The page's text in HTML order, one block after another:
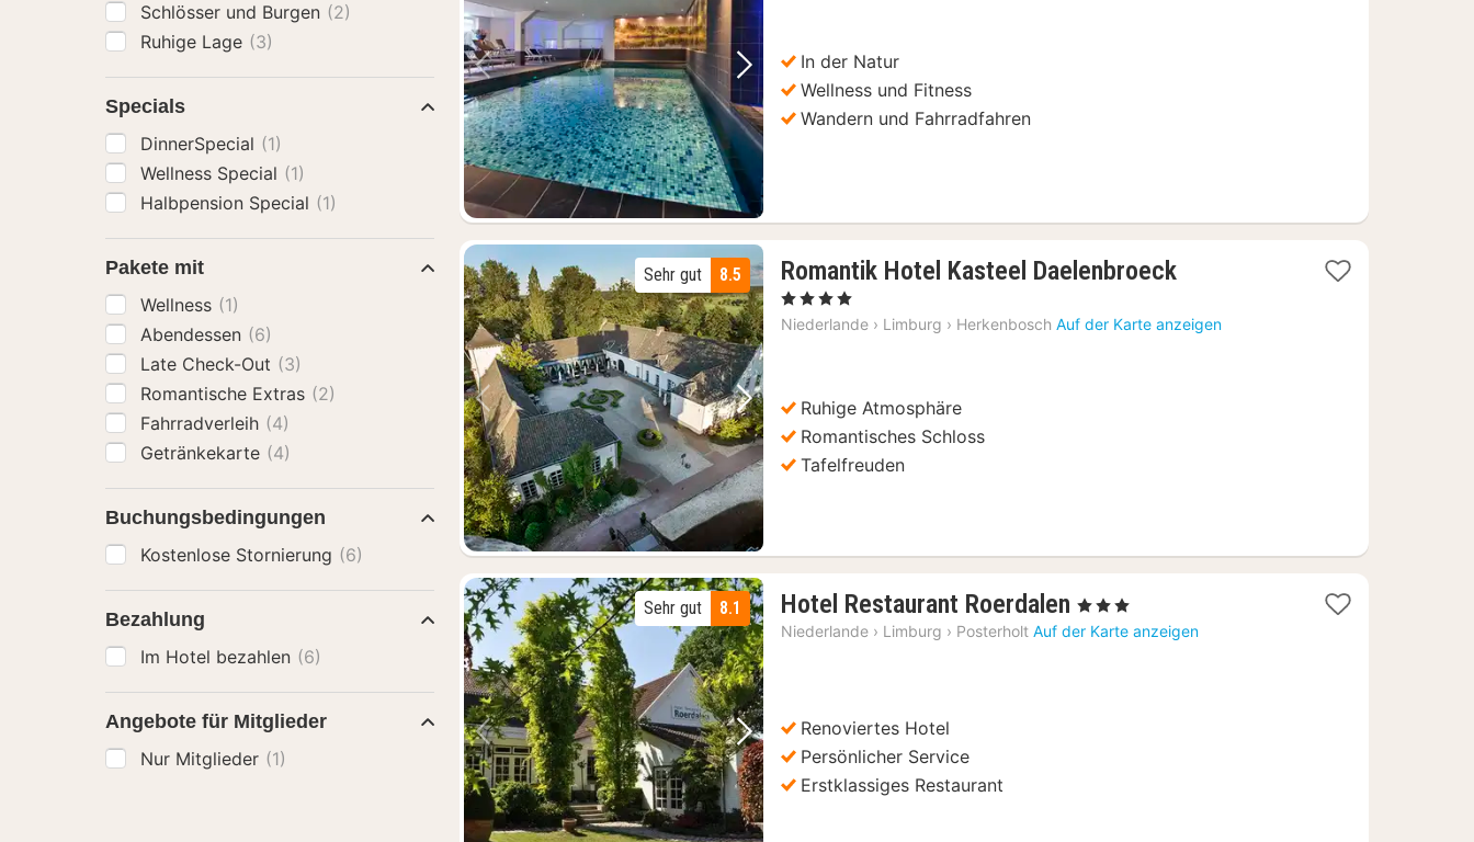
Vorheriges Bild Nächstes Bild
In der Natur
Wellness und Fitness
Wandern und Fahrradfahren
Vorheriges Bild Nächstes Bild
8.5
Sehr gut Romantik Hotel Kasteel Daelenbroeck1
ab
, 4 Sterne
Niederlande › Limburg › Herkenbosch Auf der Karte anzeigen
Ruhige Atmosphäre
Romantisches Schloss
Tafelfreuden
Vorheriges Bild Nächstes Bild
8.1
Sehr gut Hotel Restaurant Roerdalen 1
Nacht
, 3 Sterne
Niederlande › Limburg › Posterholt Auf der Karte anzeigen
Renoviertes Hotel
Persönlicher Service
Erstklassiges Restaurant
Schlösser und Burgen (2)
Ruhige Lage (3)
Specials
DinnerSpecial (1)
Wellness Special (1)
Halbpension Special (1)
Pakete mit
Wellness (1)
Abendessen (6)
Late Check-Out (3)
Romantische Extras (2)
Fahrradverleih (4)
Getränkekarte (4)
Buchungsbedingungen
Kostenlose Stornierung (6)
Bezahlung
Im Hotel bezahlen (6)
Angebote für Mitglieder
Nur Mitglieder (1)